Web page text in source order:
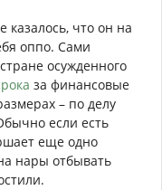
что он на
оппо. Сами
осужденного
за финансовые
– по делу
если есть
еще одно
нары отбывать